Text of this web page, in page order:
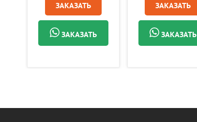
ЗАКАЗАТЬ
ЗАКАЗАТЬ
ЗАКАЗАТЬ
ЗАКАЗАТЬ